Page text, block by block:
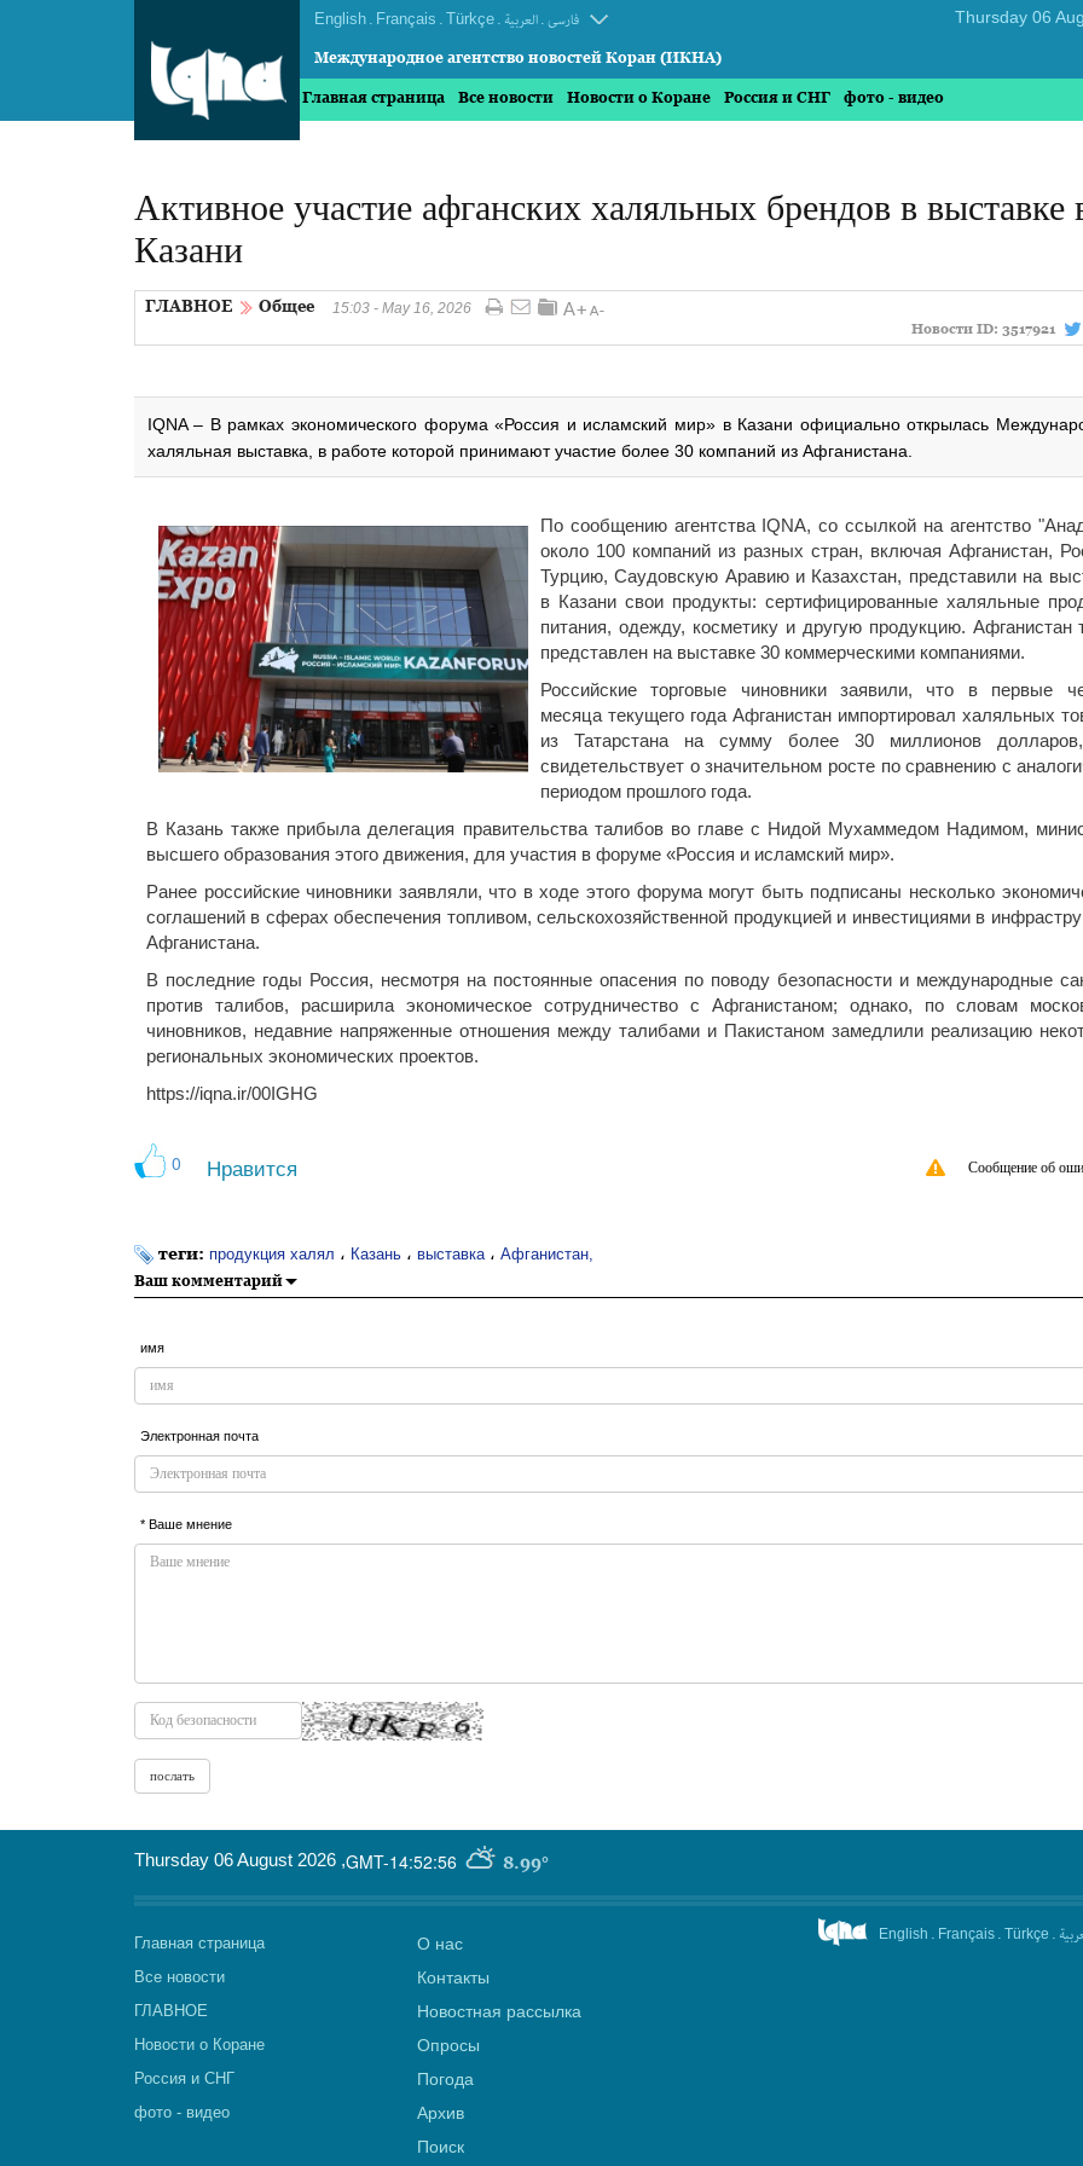
English . Français . Türkçe . العربیة . فارسی
Международное агентство новостей Коран (ИКНА)
Главная страница Все новости Новости о Коране Россия и СНГ фото - видео
Активное участие афганских халяльных брендов в выставке
Казани
ГЛАВНОЕ Общее
15:03 - May 16, 2026
Новости ID: 3517921
IQNA – В рамках экономического форума «Россия и исламский мир» в Казани официально открылась
халяльная выставка, в работе которой принимают участие более 30 компаний из Афганистана.
По сообщению агентства IQNA, со ссылкой на агентство
около 100 компаний из разных стран, включая Афганистан,
Турцию, Саудовскую Аравию и Казахстан, представили на
в Казани свои продукты: сертифицированные халяльные
питания, одежду, косметику и другую продукцию. Афганистан
представлен на выставке 30 коммерческими компаниями.
Российские торговые чиновники заявили, что в первые
месяца текущего года Афганистан импортировал халяльных
из Татарстана на сумму более 30 миллионов
свидетельствует о значительном росте по сравнению с
периодом прошлого года.
В Казань также прибыла делегация правительства талибов во главе с Нидой Мухаммедом Надимом,
высшего образования этого движения, для участия в форуме «Россия и исламский мир».
Ранее российские чиновники заявляли, что в ходе этого форума могут быть подписаны несколько
соглашений в сферах обеспечения топливом, сельскохозяйственной продукцией и инвестициями в
Афганистана.
В последние годы Россия, несмотря на постоянные опасения по поводу безопасности и международные
против талибов, расширила экономическое сотрудничество с Афганистаном; однако, по словам
чиновников, недавние напряженные отношения между талибами и Пакистаном замедлили реализацию
региональных экономических проектов.
https://iqna.ir/00IGHG
0 Нравится Сообщение об
теги: продукция халял ، Казань ، выставка ، Афганистан,
Ваш комментарий
имя
Электронная почта
* Ваше мнение
GMT-14:52:56 8.99°
Thursday 06 August 2026 ,
Главная страница
Все новости
ГЛАВНОЕ
Новости о Коране
Россия и СНГ
фото - видео
О нас
Контакты
Новостная рассылка
Опросы
Погода
Архив
Поиск
English . Français . Türkçe .